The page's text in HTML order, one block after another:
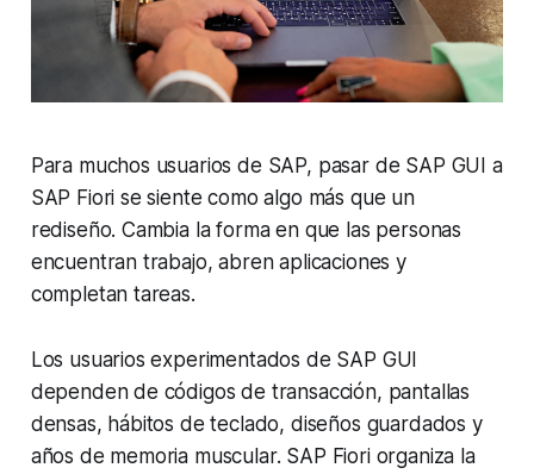
Para muchos usuarios de SAP, pasar de SAP GUI a
SAP Fiori se siente como algo más que un
rediseño. Cambia la forma en que las personas
encuentran trabajo, abren aplicaciones y
completan tareas.
Los usuarios experimentados de SAP GUI
dependen de códigos de transacción, pantallas
densas, hábitos de teclado, diseños guardados y
años de memoria muscular. SAP Fiori organiza la